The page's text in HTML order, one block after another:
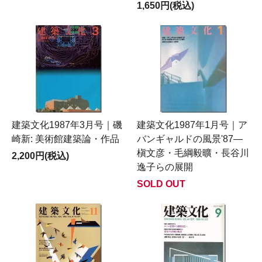
1,650円(税込)
建築文化1987年3月号｜磯
崎新: 美術館建築論・作品
2,200円(税込)
建築文化1987年1月号｜ア
バンギャルドの風景'87―
槇文彦・毛綱毅曠・長谷川
逸子らの展開
SOLD OUT